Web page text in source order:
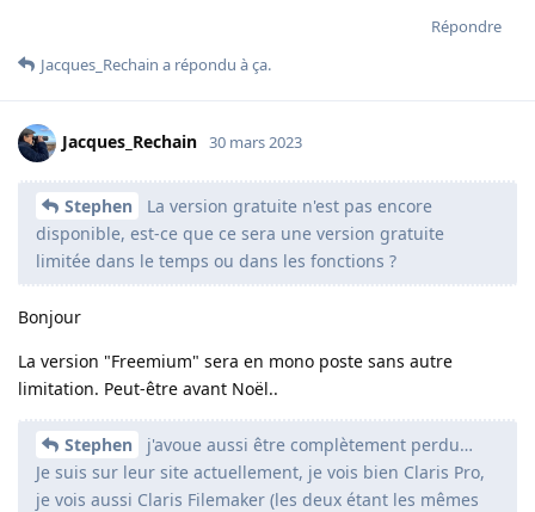
Répondre
Jacques_Rechain a répondu à ça.
Jacques_Rechain 30 mars 2023
Stephen
La version gratuite n'est pas encore
disponible, est-ce que ce sera une version gratuite
limitée dans le temps ou dans les fonctions ?
Bonjour
La version "Freemium" sera en mono poste sans autre
limitation. Peut-être avant Noël..
Stephen
j'avoue aussi être complètement perdu…
Je suis sur leur site actuellement, je vois bien Claris Pro,
je vois aussi Claris Filemaker (les deux étant les mêmes